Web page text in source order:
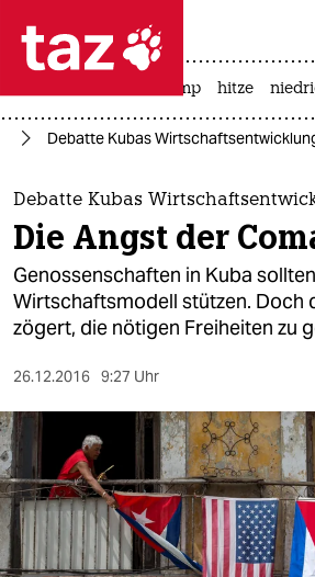
 taz zahl ich
taz zahl ich
themen
politik
öko
gesellschaft
sport
berlin
nord
usa unter trump hitze
Debatte Kubas
Debatte Kubas
Die Angst der
Genossenschaften in Kuba
Wirtschaftsmodell stützen. Doch
zögert, die nötigen Freiheiten zu
26.12.2016 9:27 Uhr